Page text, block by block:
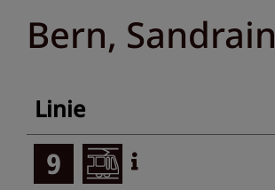
Bern, Sandrain
Linie